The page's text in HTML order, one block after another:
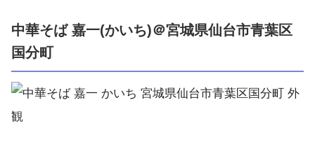
中華そば 嘉一(かいち)＠宮城県仙台市青葉区
国分町